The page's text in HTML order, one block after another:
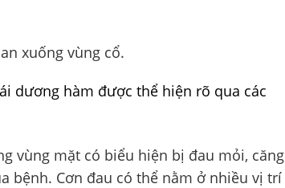
xuống vùng cổ.
dương hàm được thể hiện rõ qua các
vùng mặt có biểu hiện bị đau mỏi, căng
bệnh. Cơn đau có thể nằm ở nhiều vị trí